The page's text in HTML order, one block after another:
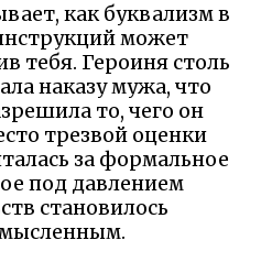
как буквализм в
может
тебя. Героиня столь
наказу мужа, что
то, чего он
трезвой оценки
за формальное
под давлением
становилось